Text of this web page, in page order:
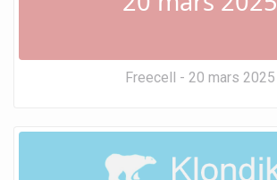
Freecell - 20 mars 2025